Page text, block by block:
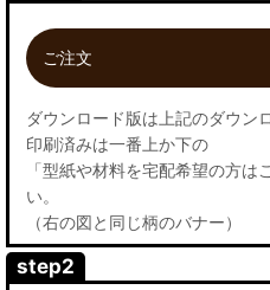
ご注文
ダウンロード版は上記のダウン
印刷済みは一番上か下の
「型紙や材料を宅配希望の方は
い。
（右の図と同じ柄のバナー）
step2